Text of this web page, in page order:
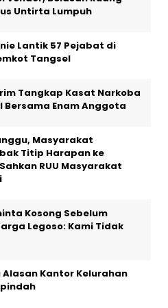
Untirta Lumpuh
Lantik 57 Pejabat di
Tangsel
Tangkap Kasat Narkoba
Bersama Enam Anggota
Masyarakat
Titip Harapan ke
RUU Masyarakat
Kosong Sebelum
Legoso: Kami Tidak
Alasan Kantor Kelurahan